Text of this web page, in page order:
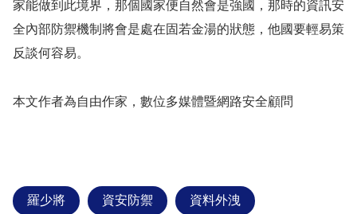
家能做到此境界，那個國家便自然會是強國，那時的資訊安
全內部防禦機制將會是處在固若金湯的狀態，他國要輕易策
反談何容易。
本文作者為自由作家，數位多媒體暨網路安全顧問
羅少將 資安防禦 資料外洩